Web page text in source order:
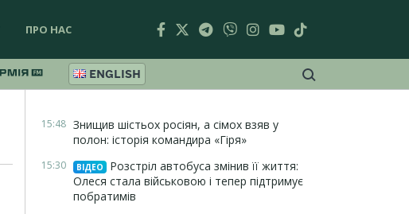
ПРО НАС
ENGLISH
15:48 Знищив шістьох росіян, а сімох взяв у
полон: історія командира «Гіря»
15:30 ВІДЕО
Розстріл автобуса змінив її життя:
Олеся стала військовою і тепер підтримує
побратимів